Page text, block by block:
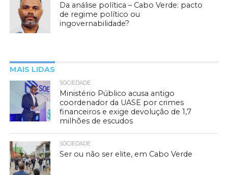
Da análise política – Cabo Verde: pacto
de regime político ou
ingovernabilidade?
MAIS LIDAS
SOCIEDADE
Ministério Público acusa antigo
coordenador da UASE por crimes
financeiros e exige devolução de 1,7
milhões de escudos
SOCIEDADE
Ser ou não ser elite, em Cabo Verde